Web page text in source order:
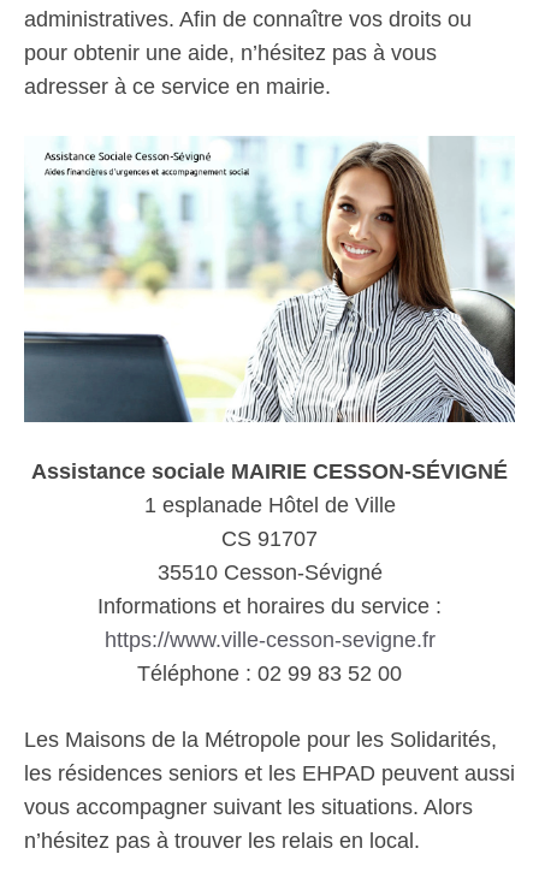
administratives. Afin de connaître vos droits ou
pour obtenir une aide, n’hésitez pas à vous
adresser à ce service en mairie.
Assistance sociale MAIRIE CESSON-SÉVIGNÉ
1 esplanade Hôtel de Ville
CS 91707
35510 Cesson-Sévigné
Informations et horaires du service :
https://www.ville-cesson-sevigne.fr
Téléphone : 02 99 83 52 00
Les Maisons de la Métropole pour les Solidarités,
les résidences seniors et les EHPAD peuvent aussi
vous accompagner suivant les situations. Alors
n’hésitez pas à trouver les relais en local.